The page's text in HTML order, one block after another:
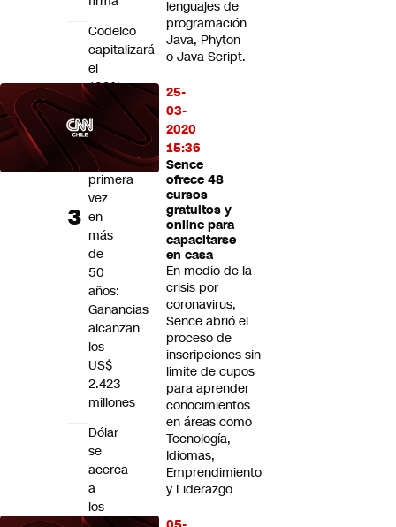
lenguajes de
programación
Java, Phyton
o Java Script.
25-
03-
2020
15:36
Sence
ofrece 48
cursos
gratuitos y
online para
capacitarse
en casa
En medio de la
crisis por
coronavirus,
Sence abrió el
proceso de
inscripciones sin
limite de cupos
para aprender
conocimientos
en áreas como
Tecnología,
Idiomas,
Emprendimiento
y Liderazgo
Codelco
capitalizará
el
100%
de
sus
utilidades
por
primera
vez
en
más
de
50
años:
Ganancias
alcanzan
los
US$
2.423
millones
Dólar
se
acerca
a
los